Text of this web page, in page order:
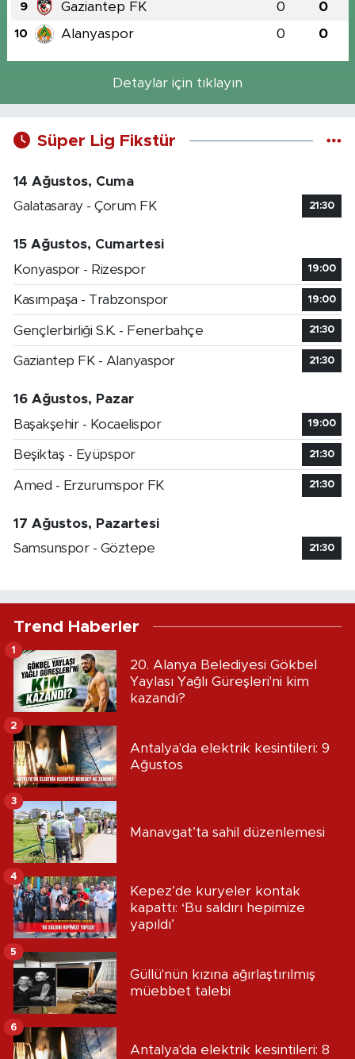
9 Gaziantep FK 0 0
10 Alanyaspor 0 0
Detaylar için tıklayın
Süper Lig Fikstür
14 Ağustos, Cuma
Galatasaray - Çorum FK
21:30
15 Ağustos, Cumartesi
Konyaspor - Rizespor
19:00
Kasımpaşa - Trabzonspor 19:00
Gençlerbirliği S.K. - Fenerbahçe 21:30
Gaziantep FK - Alanyaspor 21:30
16 Ağustos, Pazar
Başakşehir - Kocaelispor
19:00
Beşiktaş - Eyüpspor 21:30
Amed - Erzurumspor FK 21:30
17 Ağustos, Pazartesi
Samsunspor - Göztepe
21:30
Trend Haberler
20. Alanya Belediyesi Gökbel
Yaylası Yağlı Güreşleri'ni kim
kazandı?
1
Antalya'da elektrik kesintileri: 9
Ağustos
2
Manavgat’ta sahil düzenlemesi
3
Kepez’de kuryeler kontak
kapattı: ‘Bu saldırı hepimize
yapıldı’
4
Güllü'nün kızına ağırlaştırılmış
müebbet talebi
5
Antalya'da elektrik kesintileri: 8
6